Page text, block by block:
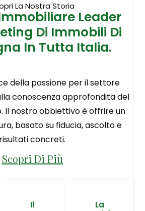
La Nostra Storia
Leader
Di Immobili Di
In Tutta Italia.
della passione per il settore
conoscenza approfondita del
Il nostro obbiettivo è offrire un
basato su fiducia, ascolto e
risultati concreti.
Scopri Di Più
Il
La